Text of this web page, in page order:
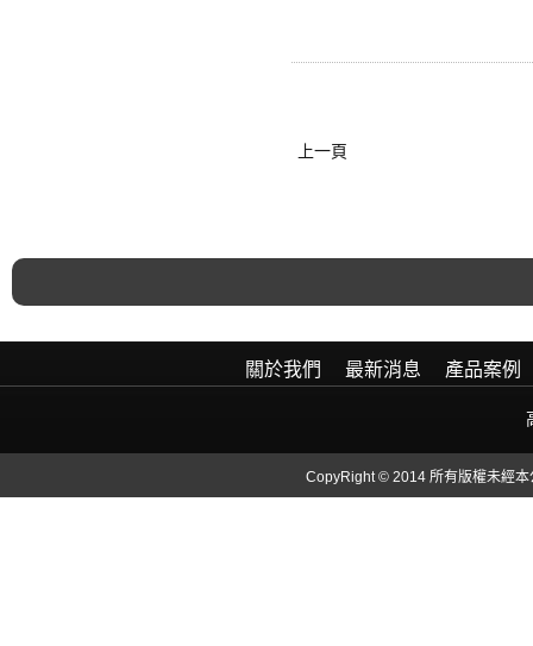
上一頁
關於我們 最新消息 產品案例
CopyRight © 2014 所有版權未經